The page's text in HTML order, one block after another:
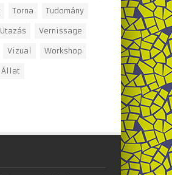
Torna Tudomány
Utazás Vernissage
Vizual Workshop
Állat